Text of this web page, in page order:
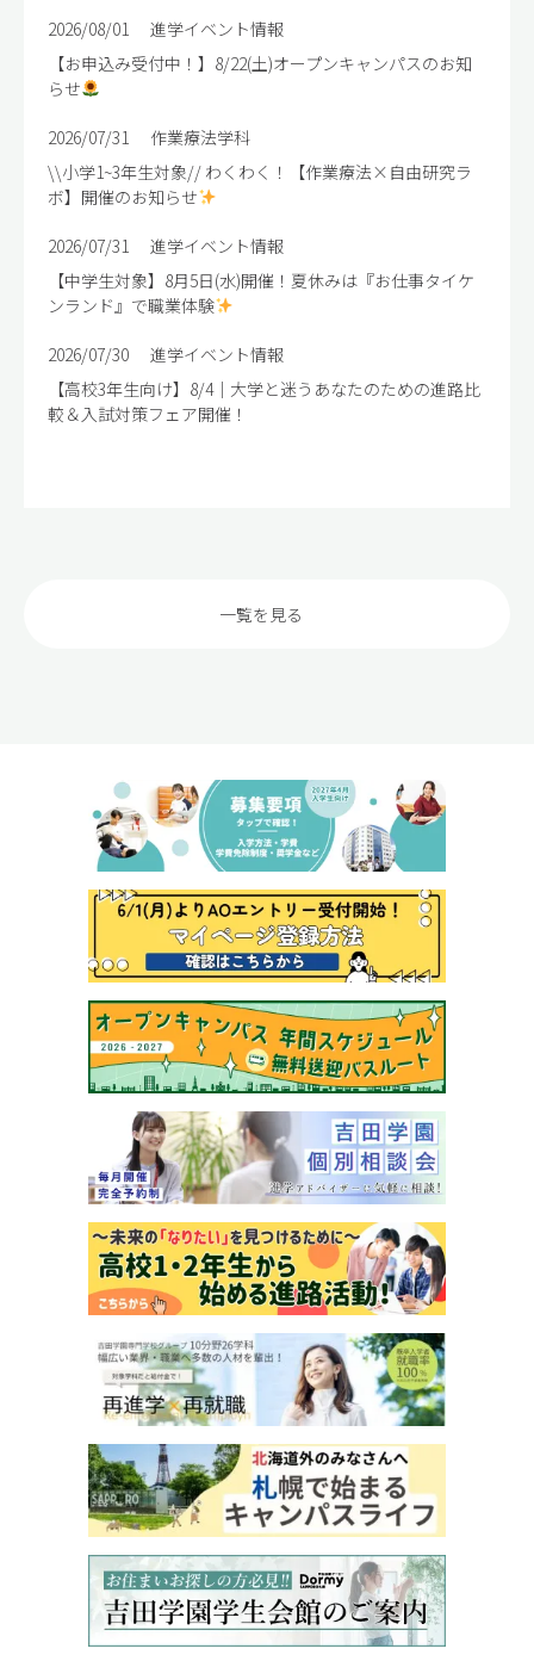
2026/08/01
進学イベント情報
【お申込み受付中！】8/22(土)オープンキャンパスのお知
らせ
2026/07/31
作業療法学科
\\小学1~3年生対象// わくわく！【作業療法×自由研究ラ
ボ】開催のお知らせ
2026/07/31
進学イベント情報
【中学生対象】8月5日(水)開催！夏休みは『お仕事タイケ
ンランド』で職業体験
2026/07/30
進学イベント情報
【高校3年生向け】8/4｜大学と迷うあなたのための進路比
較＆入試対策フェア開催！
一覧を見る